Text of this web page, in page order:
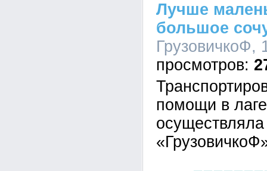
Лучше
большое
ГрузовичкоФ,
помощи в